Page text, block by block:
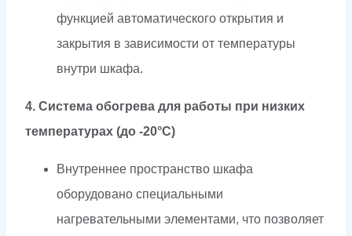
функцией автоматического открытия и
закрытия в зависимости от температуры
внутри шкафа.
4. Система обогрева для работы при низких
температурах (до -20°C)
Внутреннее пространство шкафа
оборудовано специальными
нагревательными элементами, что позволяет